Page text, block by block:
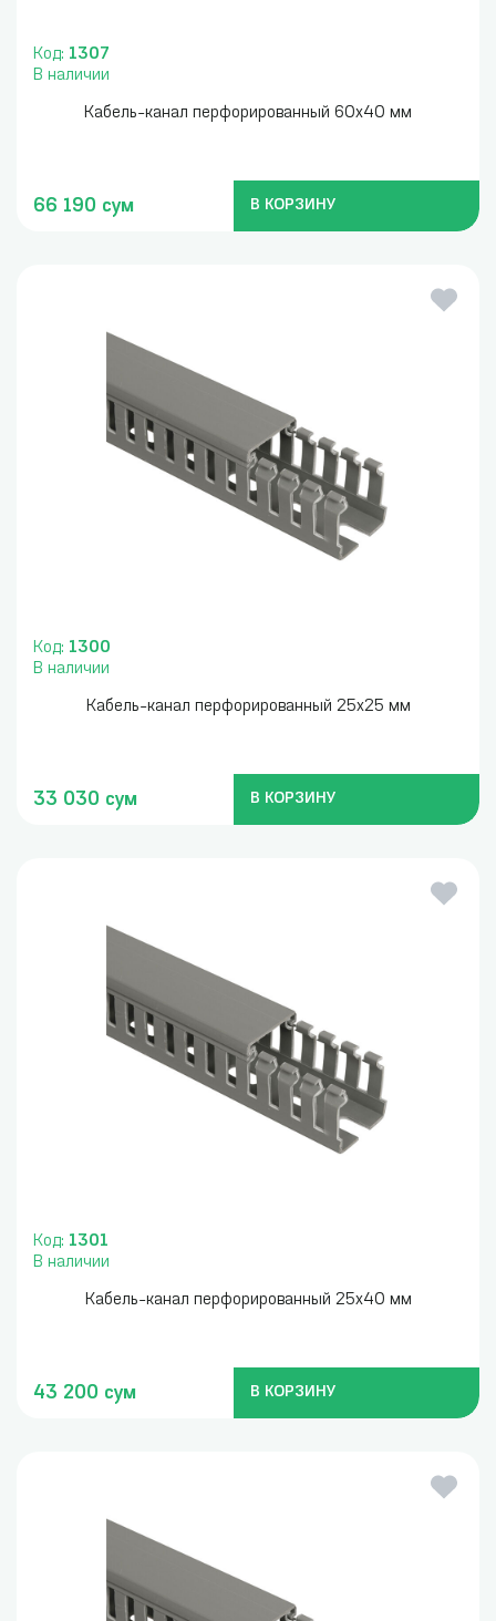
Код: 1307
В наличии
Кабель-канал перфорированный 60x40 мм
66 190 сум В КОРЗИНУ
Код: 1300
В наличии
Кабель-канал перфорированный 25x25 мм
33 030 сум В КОРЗИНУ
Код: 1301
В наличии
Кабель-канал перфорированный 25x40 мм
43 200 сум В КОРЗИНУ